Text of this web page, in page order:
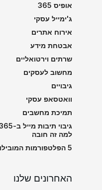
אופיס 365
ג'ימייל עסקי
אירוח אתרים
אבטחת מידע
שרתים וירטואליים
מחשוב לעסקים
גיבויים
וואטסאפ עסקי
תמיכת מחשבים
למה זה חובה
5 הפלטפורמות המובילות לבניית בוטים בוואטסאפ ב-2026
האחרונים שלנו